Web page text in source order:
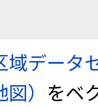
域データ
） をベ